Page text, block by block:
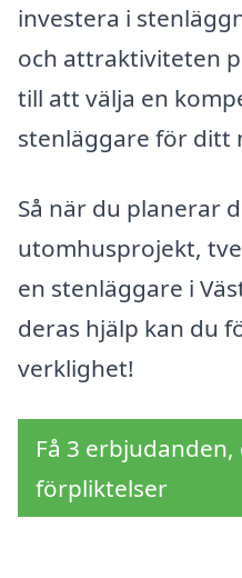
investera i
och attraktiviteten
till att välja en
stenläggare för ditt
Så när du planerar
utomhusprojekt,
en stenläggare i
deras hjälp kan du
verklighet!
Få 3
förpliktelser